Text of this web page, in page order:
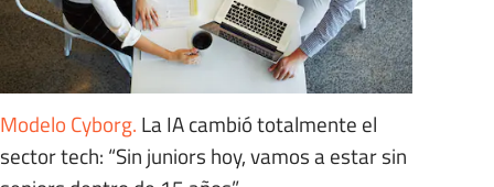
Modelo Cyborg. La IA cambió totalmente el
sector tech: “Sin juniors hoy, vamos a estar sin